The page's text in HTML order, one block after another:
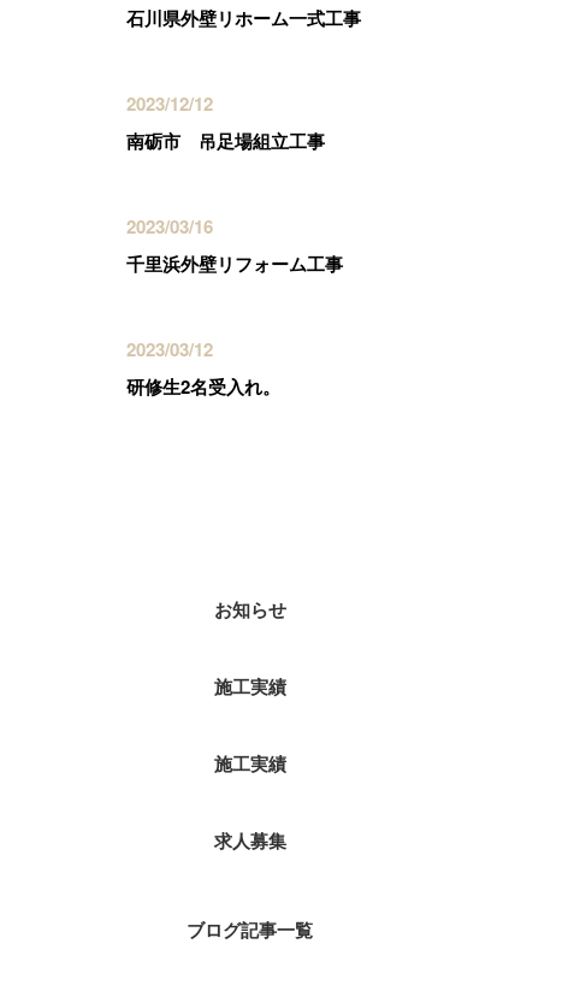
石川県外壁リホーム一式工事
2023/12/12
南砺市 吊足場組立工事
2023/03/16
千里浜外壁リフォーム工事
2023/03/12
研修生2名受入れ。
お知らせ
施工実績
施工実績
求人募集
ブログ記事一覧